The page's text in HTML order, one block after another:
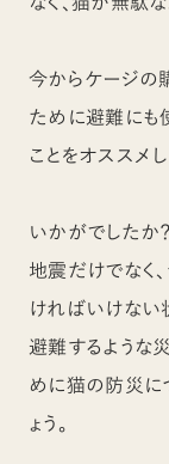
今からケージの
ために避難にも
ことをオススメし
いかがでしたか？
地震だけでなく
ければいけない
避難するような
めに猫の防災に
ょう。